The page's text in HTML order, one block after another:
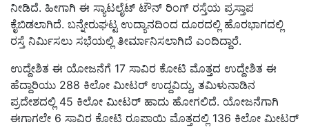
ನೀಡಿದೆ. ಹೀಗಾಗಿ ಈ ಸ್ಯಾಟಲೈಟ್‌ ಟೌನ್‌ ರಿಂಗ್‌ ರಸ್ತೆಯ ಪ್ರಸ್ತಾಪ
ಕೈಬಿಡಲಾಗಿದೆ. ಬನ್ನೇರುಘಟ್ಟ ಉದ್ಯಾನದಿಂದ ದೂರದಲ್ಲಿ ಹೊರಭಾಗದಲ್ಲಿ
ರಸ್ತೆ ನಿರ್ಮಿಸಲು ಸಭೆಯಲ್ಲಿ ತೀರ್ಮಾನಿಸಲಾಗಿದೆ ಎಂದಿದ್ದಾರೆ.
ಉದ್ದೇಶಿತ ಈ ಯೋಜನೆಗೆ 17 ಸಾವಿರ ಕೋಟಿ ಮೊತ್ತದ ಉದ್ದೇಶಿತ ಈ
ಹೆದ್ದಾರಿಯು 288 ಕಿಲೋ ಮೀಟರ್ ಉದ್ದವಿದ್ದು, ತಮಿಳುನಾಡಿನ
ಪ್ರದೇಶದಲ್ಲಿ 45 ಕಿಲೋ ಮೀಟರ್‌ ಹಾದು ಹೋಗಲಿದೆ. ಯೋಜನೆಗಾಗಿ
ಈಗಾಗಲೇ 6 ಸಾವಿರ ಕೋಟಿ ರೂಪಾಯಿ ಮೊತ್ತದಲ್ಲಿ 136 ಕಿಲೋ ಮೀಟರ್‌